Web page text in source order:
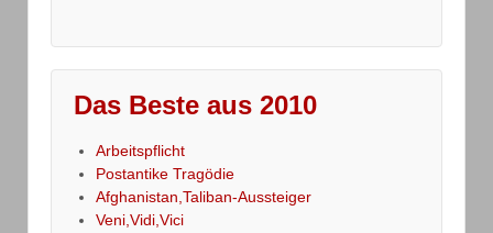
Das Beste aus 2010
Arbeitspflicht
Postantike Tragödie
Afghanistan,Taliban-Aussteiger
Veni,Vidi,Vici